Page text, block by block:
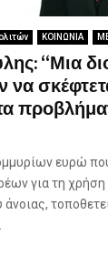
ΚΟΙΝΩΝΙΑ
“Μια
να
ευρώ
για τη χρήση